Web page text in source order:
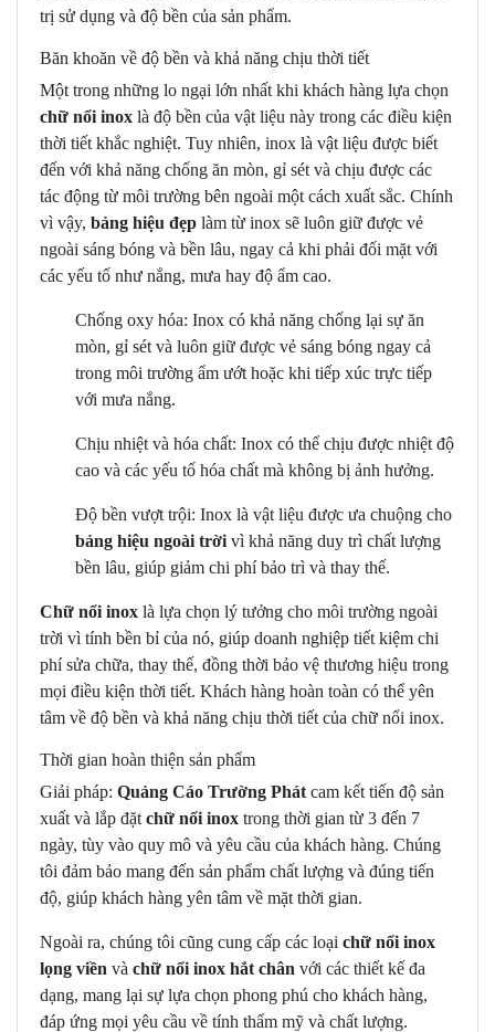
trị sử dụng và độ bền của sản phẩm.
Băn khoăn về độ bền và khả năng chịu thời tiết
Một trong những lo ngại lớn nhất khi khách hàng lựa chọn
chữ nổi inox là độ bền của vật liệu này trong các điều kiện
thời tiết khắc nghiệt. Tuy nhiên, inox là vật liệu được biết
đến với khả năng chống ăn mòn, gỉ sét và chịu được các
tác động từ môi trường bên ngoài một cách xuất sắc. Chính
vì vậy, bảng hiệu đẹp làm từ inox sẽ luôn giữ được vẻ
ngoài sáng bóng và bền lâu, ngay cả khi phải đối mặt với
các yếu tố như nắng, mưa hay độ ẩm cao.
Chống oxy hóa: Inox có khả năng chống lại sự ăn
mòn, gỉ sét và luôn giữ được vẻ sáng bóng ngay cả
trong môi trường ẩm ướt hoặc khi tiếp xúc trực tiếp
với mưa nắng.
Chịu nhiệt và hóa chất: Inox có thể chịu được nhiệt độ
cao và các yếu tố hóa chất mà không bị ảnh hưởng.
Độ bền vượt trội: Inox là vật liệu được ưa chuộng cho
bảng hiệu ngoài trời vì khả năng duy trì chất lượng
bền lâu, giúp giảm chi phí bảo trì và thay thế.
Chữ nổi inox là lựa chọn lý tưởng cho môi trường ngoài
trời vì tính bền bỉ của nó, giúp doanh nghiệp tiết kiệm chi
phí sửa chữa, thay thế, đồng thời bảo vệ thương hiệu trong
mọi điều kiện thời tiết. Khách hàng hoàn toàn có thể yên
tâm về độ bền và khả năng chịu thời tiết của chữ nổi inox.
Thời gian hoàn thiện sản phẩm
Giải pháp: Quảng Cáo Trường Phát cam kết tiến độ sản
xuất và lắp đặt chữ nổi inox trong thời gian từ 3 đến 7
ngày, tùy vào quy mô và yêu cầu của khách hàng. Chúng
tôi đảm bảo mang đến sản phẩm chất lượng và đúng tiến
độ, giúp khách hàng yên tâm về mặt thời gian.
Ngoài ra, chúng tôi cũng cung cấp các loại chữ nổi inox
lọng viền và chữ nổi inox hắt chân với các thiết kế đa
dạng, mang lại sự lựa chọn phong phú cho khách hàng,
đáp ứng mọi yêu cầu về tính thẩm mỹ và chất lượng.